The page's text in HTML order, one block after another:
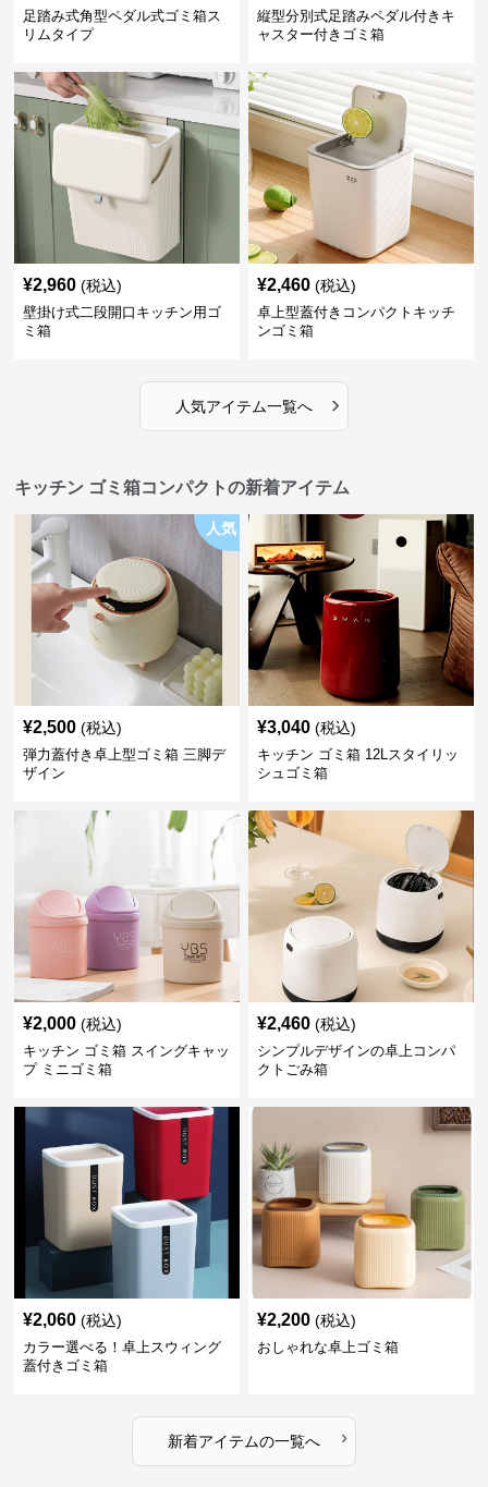
足踏み式角型ペダル式ゴミ箱ス
リムタイプ
縦型分別式足踏みペダル付きキ
ャスター付きゴミ箱
¥2,960 (税込)
壁掛け式二段開口キッチン用ゴ
ミ箱
¥2,460 (税込)
卓上型蓋付きコンパクトキッチ
ンゴミ箱
人気アイテム一覧へ ›
キッチン ゴミ箱コンパクトの新着アイテム
人気
¥2,500 (税込)
弾力蓋付き卓上型ゴミ箱 三脚デ
ザイン
¥3,040 (税込)
キッチン ゴミ箱 12Lスタイリッ
シュゴミ箱
¥2,000 (税込)
キッチン ゴミ箱 スイングキャッ
プ ミニゴミ箱
¥2,460 (税込)
シンプルデザインの卓上コンパ
クトごみ箱
¥2,060 (税込)
カラー選べる！卓上スウィング
蓋付きゴミ箱
¥2,200 (税込)
おしゃれな卓上ゴミ箱
新着アイテムの一覧へ ›